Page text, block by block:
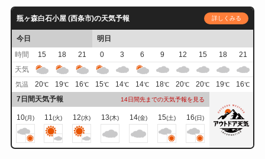
瓶ヶ森白石小屋 (西条市)の天気予報 詳しくみる
今日
明日
時間
15 18 21 0 3 6 9 12 15 18
21
天気
気温 20℃ 19℃ 16℃ 15℃ 14℃ 14℃ 18℃ 20℃ 20℃ 19℃ 16℃
7日間天気予報 14日間先までの天気予報を見る
10(月) 11(火) 12(水) 13(木) 14(金) 15(土) 16(日)